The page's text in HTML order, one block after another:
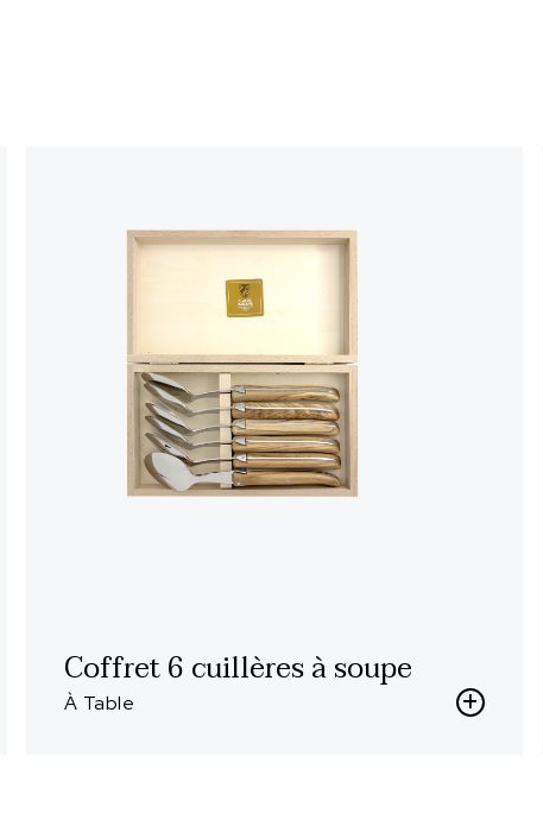
Coffret 6 cuillères à soupe
À Table